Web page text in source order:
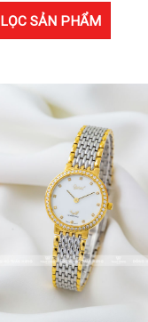
LỌC SẢN PHẨM